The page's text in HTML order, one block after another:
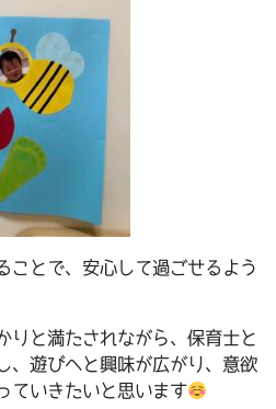
ことで、安心して過ごせるよう
りと満たされながら、保育士と
、遊びへと興味が広がり、意欲
ていきたいと思います